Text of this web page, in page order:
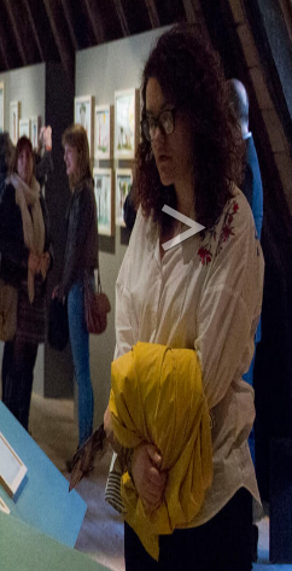
>Next